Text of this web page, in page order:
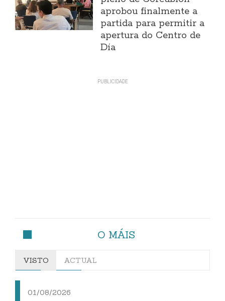
aprobou finalmente a
partida para permitir a
apertura do Centro de
Día
O MÁIS
VISTO ACTUAL
01/08/2026